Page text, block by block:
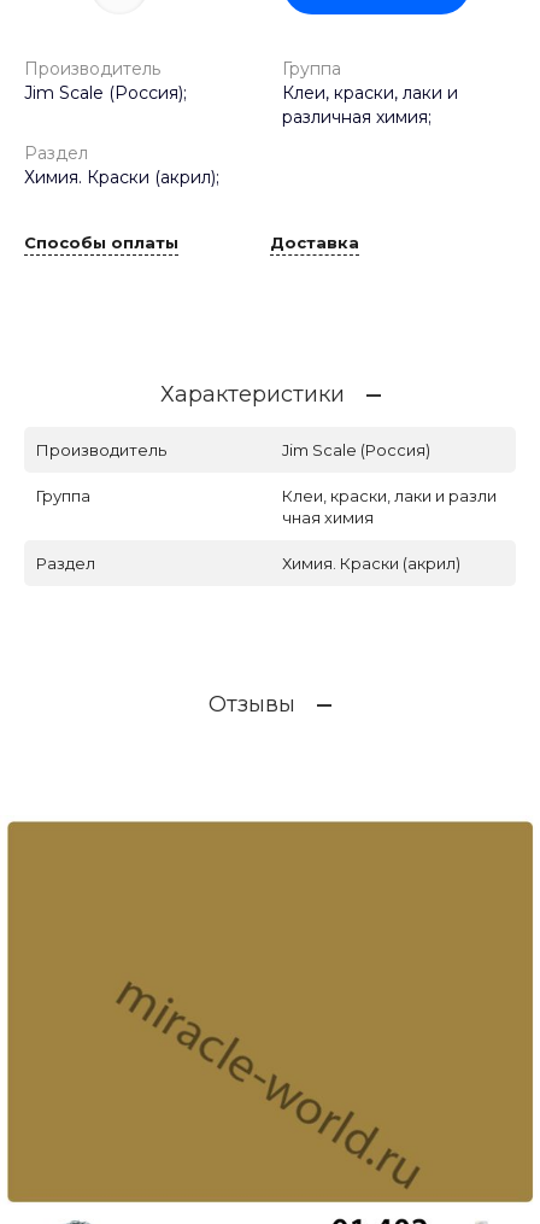
Производитель
Jim Scale (Россия);
Группа
Клеи, краски, лаки и
различная химия;
Раздел
Химия. Краски (акрил);
Способы оплаты Доставка
Характеристики
Производитель Jim Scale (Россия)
Группа
Клеи, краски, лаки и разли
чная химия
Раздел Химия. Краски (акрил)
Отзывы